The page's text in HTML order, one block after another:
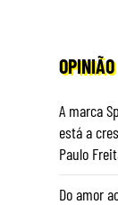
OPINIÃO
A marca
está a
Paulo
Do amor